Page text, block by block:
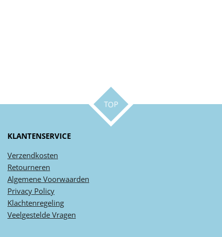
TOP
KLANTENSERVICE
Verzendkosten
Retourneren
Algemene Voorwaarden
Privacy Policy
Klachtenregeling
Veelgestelde Vragen